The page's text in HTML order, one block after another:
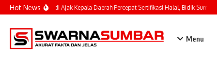
Lewati ke konten
Hot NewsMahyeldi Ajak Kepala Daerah Percepat Sertifikasi Halal, Bidik
Menu